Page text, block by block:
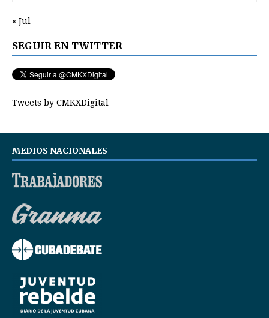
« Jul
SEGUIR EN TWITTER
Tweets by CMKXDigital
MEDIOS NACIONALES